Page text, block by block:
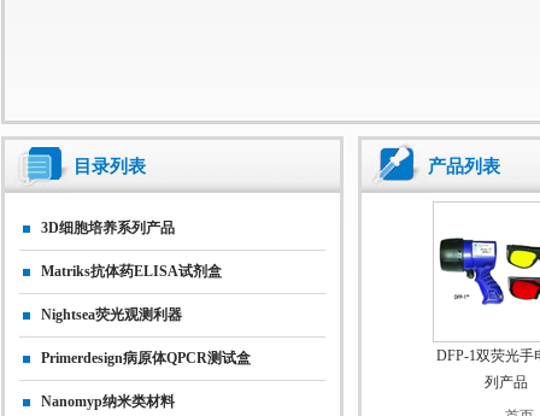
目录列表
3D细胞培养系列产品
Matriks抗体药ELISA试剂盒
Nightsea荧光观测利器
Primerdesign病原体qPCR测试盒
Nanomyp纳米类材料
产品列表
DFP-1双荧光手
列产品